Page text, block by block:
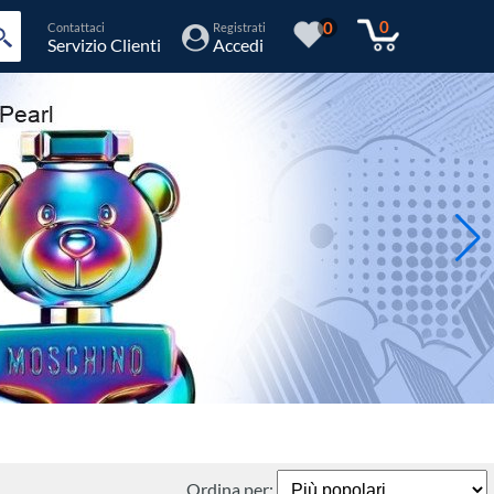
Contattaci
Servizio Clienti
Registrati
Accedi
0 0
Ordina per: